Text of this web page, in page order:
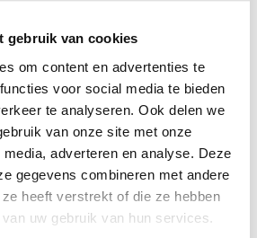
gebruik van cookies
om content en advertenties te
voor social media te bieden
te analyseren. Ook delen we
van onze site met onze
adverteren en analyse. Deze
gegevens combineren met andere
heeft verstrekt of die ze hebben
uw gebruik van hun services.
of andere acties
is ondersteunend en uitdagend
om zelf na te denken, maar
om buiten je comfortzone te
is essentieel: jij bepaalt